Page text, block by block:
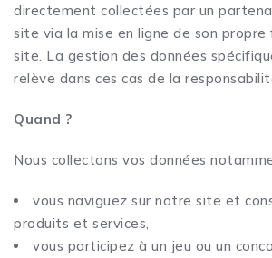
directement collectées par un
site via la mise en ligne de son propre
site. La gestion des données
relève dans ces cas de la
Quand ?
Nous collectons vos données
vous naviguez sur notre site et
produits et services,
vous participez à un jeu ou un